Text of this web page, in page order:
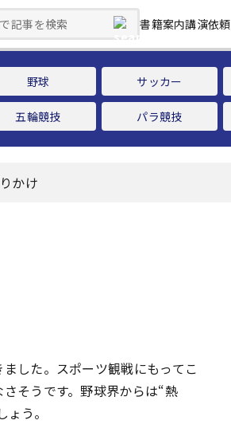
書籍案内講演依頼
野球 サッカー
五輪競技 パラ競技
かけ
した。スポーツ観戦にもってこ
そうです。野球界からは“熱
う。